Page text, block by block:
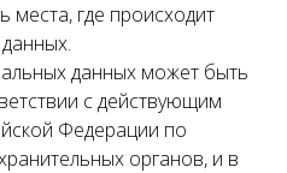
места, где происходит
данных может быть
с действующим
Федерации по
органов, и в